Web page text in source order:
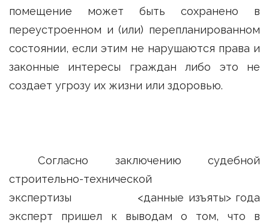
помещение может быть сохранено в
переустроенном и (или) перепланированном
состоянии, если этим не нарушаются права и
законные интересы граждан либо это не
создает угрозу их жизни или здоровью.
Согласно заключению судебной
строительно-технической
экспертизы <данные изъяты> года
эксперт пришел к выводам о том, что в